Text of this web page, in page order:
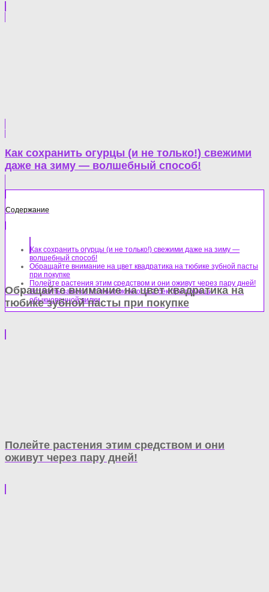
Как сохранить огурцы (и не только!) свежими
даже на зиму — волшебный способ!
Содержание
Как сохранить огурцы (и не только!) свежими даже на зиму —
волшебный способ!
Обращайте внимание на цвет квадратика на тюбике зубной пасты
при покупке
Полейте растения этим средством и они оживут через пару дней!
Вставить замок в молнию можно за 2 сек при помощи
обыкновенной вилки
Обращайте внимание на цвет квадратика на
тюбике зубной пасты при покупке
Полейте растения этим средством и они
оживут через пару дней!